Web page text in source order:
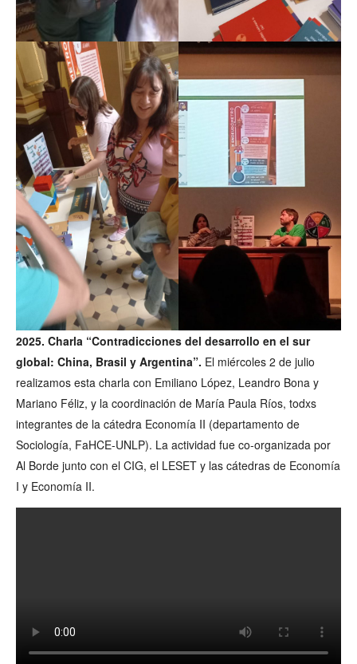
2025. Charla “Contradicciones del desarrollo en el sur
global: China, Brasil y Argentina”. El miércoles 2 de julio
realizamos esta charla con Emiliano López, Leandro Bona y
Mariano Féliz, y la coordinación de María Paula Ríos, todxs
integrantes de la cátedra Economía II (departamento de
Sociología, FaHCE-UNLP). La actividad fue co-organizada por
Al Borde junto con el CIG, el LESET y las cátedras de Economía
I y Economía II.